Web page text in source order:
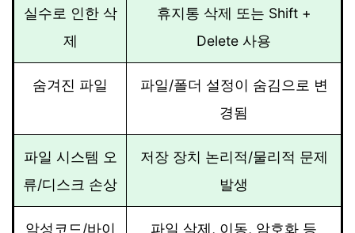
실수로 인한 삭
제
휴지통 삭제 또는 Shift +
Delete 사용
숨겨진 파일
파일/폴더 설정이 숨김으로 변
경됨
파일 시스템 오
류/디스크 손상
저장 장치 논리적/물리적 문제
발생
악성코드/바이
파일 삭제, 이동, 암호화 등